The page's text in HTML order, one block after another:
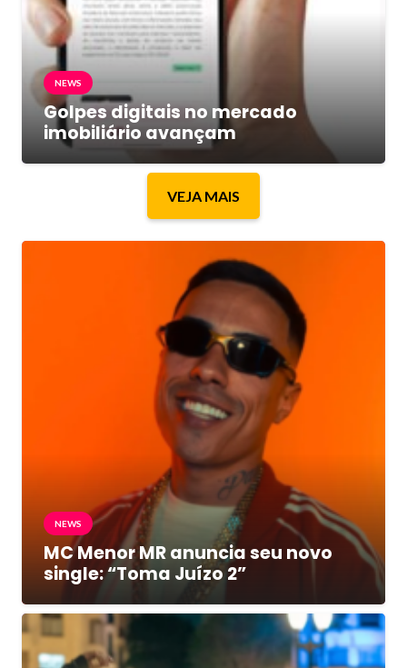
NEWS
Golpes digitais no mercado
imobiliário avançam
VEJA MAIS
NEWS
MC Menor MR anuncia seu novo
single: “Toma Juízo 2”